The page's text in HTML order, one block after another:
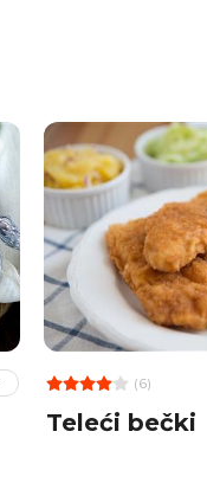
(6)
Teleći bečki